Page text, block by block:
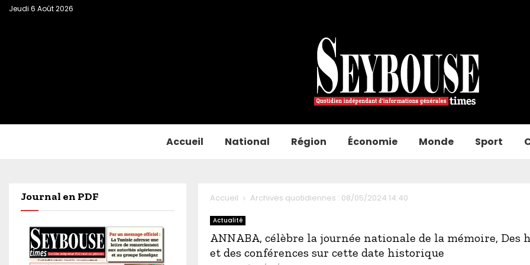
Jeudi 6 Août 2026
Accueil National Région Économie Monde Sport
Accueil Archives quotidiennes : 08/05/2024 14:40
Actualité
ANNABA, célèbre la journée nationale de la mémoire, Des
et des conférences sur cette date historique
Journal en PDF